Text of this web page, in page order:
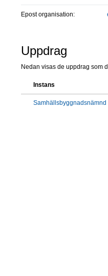
Epost organisation:
Uppdrag
Nedan visas de uppdrag som
Instans
Samhällsbyggnadsnämnd